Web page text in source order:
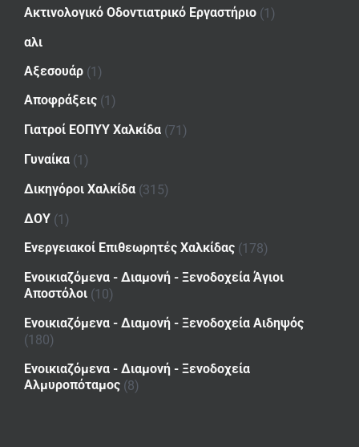
Ακτινολογικό Οδοντιατρικό Εργαστήριο (1)
αλι
Αξεσουάρ (1)
Αποφράξεις (1)
Γιατροί ΕΟΠΥΥ Χαλκίδα (71)
Γυναίκα (1)
Δικηγόροι Χαλκίδα (315)
ΔΟΥ (1)
Ενεργειακοί Επιθεωρητές Χαλκίδας (178)
Ενοικιαζόμενα - Διαμονή - Ξενοδοχεία Άγιοι
Αποστόλοι (10)
Ενοικιαζόμενα - Διαμονή - Ξενοδοχεία Αιδηψός
(180)
Ενοικιαζόμενα - Διαμονή - Ξενοδοχεία
Αλμυροπόταμος (8)